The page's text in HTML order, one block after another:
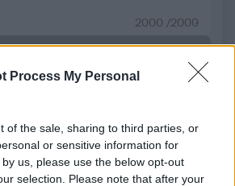
Process My Personal
of the sale, sharing to third parties, or
or sensitive information for
us, please use the below opt-out
selection. Please note that after your
2000 /2000
από reCAPTCHA, ισχύουν
Ελλάδα
ΜΕΤΡΑ
ΝΙΚΟΣ ΚΟΥΡΗΣ